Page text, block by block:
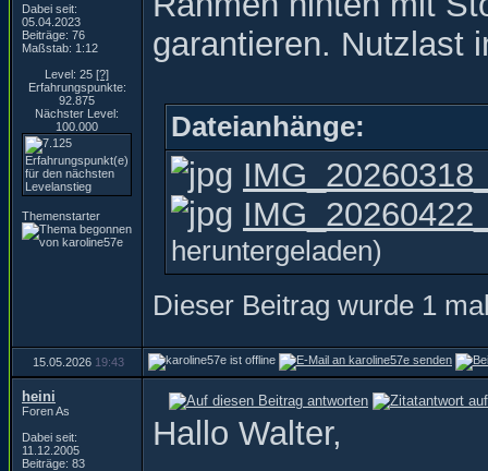
Dabei seit:
05.04.2023
Beiträge: 76
Maßstab: 1:12
Level: 25 [?]
Erfahrungspunkte:
92.875
Nächster Level:
100.000
Themenstarter
garantieren. Nutzlast
Dateianhänge:
heruntergeladen)
Dieser Beitrag wurde 1
15.05.2026 19:43
heini
Foren As
Dabei seit:
11.12.2005
Beiträge: 83
Hallo Walter,